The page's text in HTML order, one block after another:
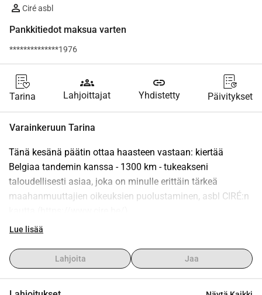
Ciré asbl
Pankkitiedot maksua varten
**************1976
Tarina
groups
Lahjoittajat
link
Yhdistetty Päivitykset
Varainkeruun Tarina
Tänä kesänä päätin ottaa haasteen vastaan: kiertää
Belgiaa tandemin kanssa - 1300 km - tukeakseni
taloudellisesti asiaa, joka on minulle erittäin tärkeä
maahanmuuttajien oikeuksien puolustaminen, asbl CIRÉ:n
11. elokuuta lähden Lilleltä 18 päivän pyöräretkelle ympäri
tandemilla lähes joka päivä. Kaunis inhimillinen,
kollektiivinen ja solidaarinen seikkailu Antaakseni tälle
Lue lisää
Lahjoita Jaa